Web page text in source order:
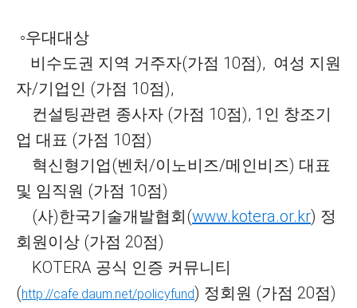
◦우대대상
비수도권 지역 거주자(가점 10점), 여성 지원
자/기업인 (가점 10점),
컨설팅관련 종사자 (가점 10점), 1인 창조기
업 대표 (가점 10점)
혁신형기업(벤처/이노비즈/메인비즈) 대표
및 임직원 (가점 10점)
(사)한국기술개발협회(www.kotera.or.kr) 정
회원이상 (가점 20점)
KOTERA 공식 인증 커뮤니티
(http://cafe.daum.net/policyfund) 정회원 (가점 20점)